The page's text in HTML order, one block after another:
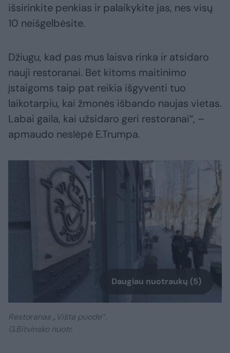
išsirinkite penkias ir palaikykite jas, nes visų
10 neišgelbėsite.
Džiugu, kad pas mus laisva rinka ir atsidaro
nauji restoranai. Bet kitoms maitinimo
įstaigoms taip pat reikia išgyventi tuo
laikotarpiu, kai žmonės išbando naujas vietas.
Labai gaila, kai užsidaro geri restoranai“, –
apmaudo neslėpė E.Trumpa.
Daugiau nuotraukų (5)
Restoranas „Višta puode“.
G.Bitvinsko nuotr.